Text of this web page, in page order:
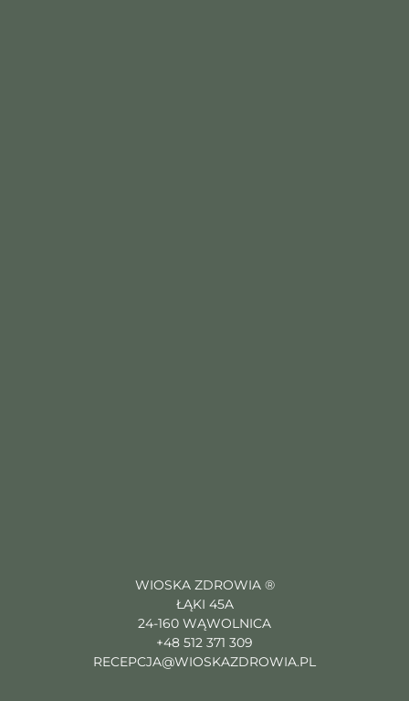
WIOSKA ZDROWIA ®
ŁĄKI 45A
24-160 WĄWOLNICA
+48 512 371 309
RECEPCJA@WIOSKAZDROWIA.PL